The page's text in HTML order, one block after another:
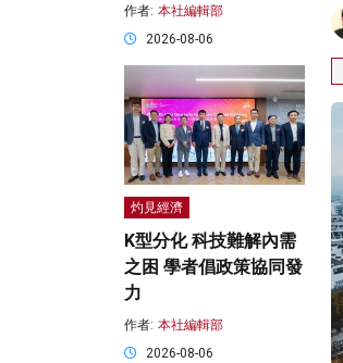
作者: 本社編輯部
2026-08-06
灼見經濟
K型分化 科技難解內需
之困 學者倡政策協同發
力
作者: 本社編輯部
2026-08-06